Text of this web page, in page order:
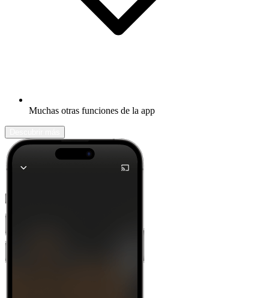
Muchas otras funciones de la app